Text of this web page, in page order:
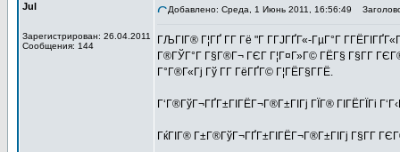
Jul
Зарегистрирован: 26.04.2011
Сообщения: 144
Добавлено: Среда, 1 Июнь 2011, 16:56:49
ГЉГІГ® Г¦ГҐ Г­Г Гё "Г Г­ГЈГҐГ«-ГµГ°Г
Г®ГЎГ°Г Г§Г®Г¬ ГЄГ Г¦Г¤Г»Г© ГЁГ§ Г§Г­Г
Г°Г®Г«Гј Гў Г­Г ГёГҐГ© Г¦ГЁГ§Г­ГЁ.
Г‘Г®ГўГ¬ГҐГ±ГІГЁГ¬Г®Г±ГІГј ГЇГ® ГІГЁГЇГі
ГќГІГ® Г±Г®ГўГ¬ГҐГ±ГІГЁГ¬Г®Г±ГІГј Г§Г­Г